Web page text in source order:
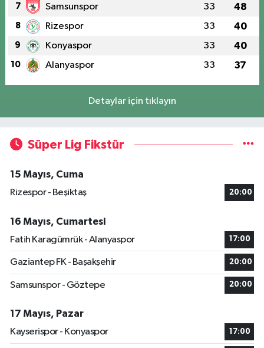
7 Samsunspor 33 48
8 Rizespor 33 40
9 Konyaspor 33 40
10 Alanyaspor 33 37
Detaylar için tıklayın
Süper Lig Fikstür
15 Mayıs, Cuma
Rizespor - Beşiktaş
20:00
16 Mayıs, Cumartesi
Fatih Karagümrük - Alanyaspor
17:00
Gaziantep FK - Başakşehir 20:00
Samsunspor - Göztepe 20:00
17 Mayıs, Pazar
Kayserispor - Konyaspor
17:00